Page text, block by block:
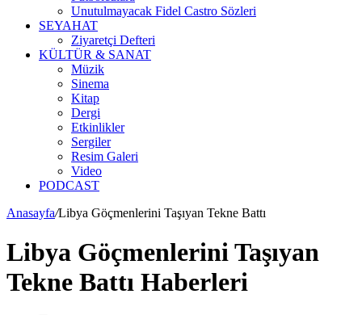
Unutulmayacak Fidel Castro Sözleri
SEYAHAT
Ziyaretçi Defteri
KÜLTÜR & SANAT
Müzik
Sinema
Kitap
Dergi
Etkinlikler
Sergiler
Resim Galeri
Video
PODCAST
Anasayfa/Libya Göçmenlerini Taşıyan Tekne Battı
Libya Göçmenlerini Taşıyan
Tekne Battı Haberleri